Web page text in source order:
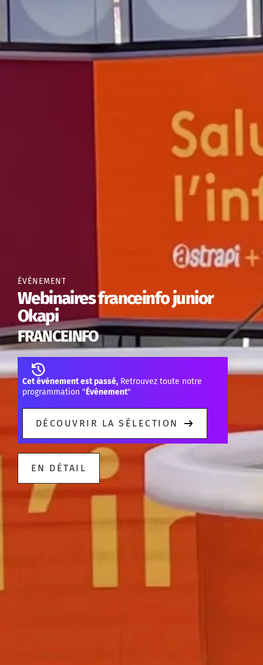
ÉVÉNEMENT
Webinaires franceinfo junior
Okapi
FRANCEINFO
Cet événement est passé, Retrouvez toute notre
programmation "Événement"
DÉCOUVRIR LA SÉLECTION
EN DÉTAIL